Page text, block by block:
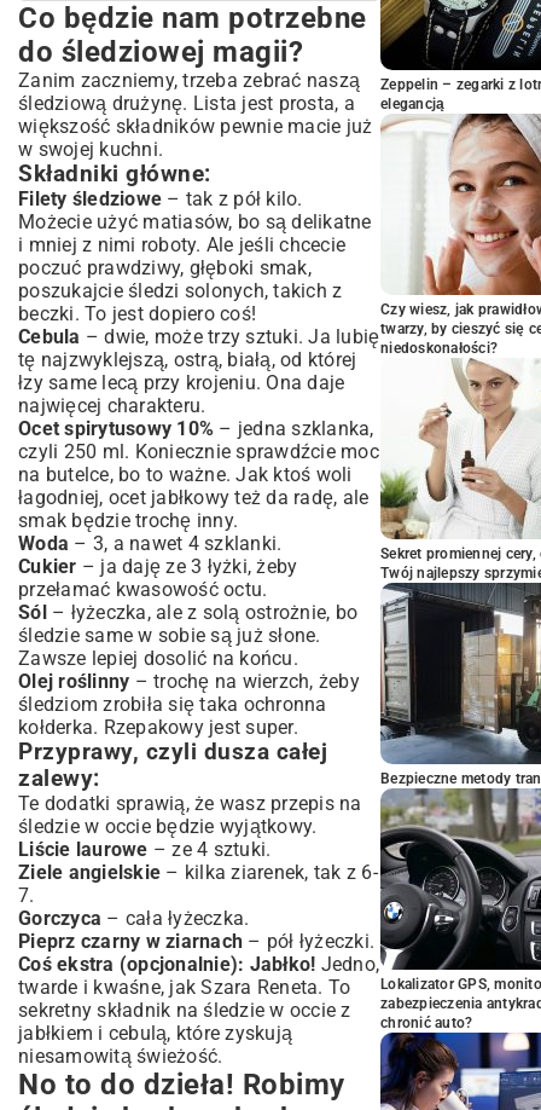
Co będzie nam potrzebne do śledziowej
magii?
Składniki główne:
Przyprawy, czyli dusza całej zalewy:
No to do dzieła! Robimy śledzie krok po
kroku
Krok 1: Wymoczenie śledzi
Krok 2: Przygotowanie zalewy, czyli serca
naszych śledzi
Krok 3: Krojenie i siekanie
Krok 4: Artystyczna praca w słoiku
Jak długo czekać i jak je
przechowywać?
Gdy nuda wkrada się do słoika, czyli
inne wariacje
Jak podawać te pyszności?
Podsumowanie
Co będzie nam potrzebne
do śledziowej magii?
Zanim zaczniemy, trzeba zebrać naszą
śledziową drużynę. Lista jest prosta, a
większość składników pewnie macie już
w swojej kuchni.
Składniki główne:
Filety śledziowe – tak z pół kilo.
Możecie użyć matiasów, bo są delikatne
i mniej z nimi roboty. Ale jeśli chcecie
poczuć prawdziwy, głęboki smak,
poszukajcie śledzi solonych, takich z
beczki. To jest dopiero coś!
Cebula – dwie, może trzy sztuki. Ja lubię
tę najzwyklejszą, ostrą, białą, od której
łzy same lecą przy krojeniu. Ona daje
najwięcej charakteru.
Ocet spirytusowy 10% – jedna szklanka,
czyli 250 ml. Koniecznie sprawdźcie moc
na butelce, bo to ważne. Jak ktoś woli
łagodniej, ocet jabłkowy też da radę, ale
smak będzie trochę inny.
Woda – 3, a nawet 4 szklanki.
Cukier – ja daję ze 3 łyżki, żeby
przełamać kwasowość octu.
Sól– łyżeczka, ale z solą ostrożnie, bo
śledzie same w sobie są już słone.
Zawsze lepiej dosolić na końcu.
Olej roślinny – trochę na wierzch, żeby
śledziom zrobiła się taka ochronna
kołderka. Rzepakowy jest super.
Przyprawy, czyli dusza całej
zalewy:
Te dodatki sprawią, że wasz przepis na
śledzie w occie będzie wyjątkowy.
Liście laurowe – ze 4 sztuki.
Ziele angielskie – kilka ziarenek, tak z 6-
7.
Gorczyca – cała łyżeczka.
Pieprz czarny w ziarnach – pół łyżeczki.
Coś ekstra (opcjonalnie): Jabłko! Jedno,
twarde i kwaśne, jak Szara Reneta. To
sekretny składnik na śledzie w occie z
jabłkiem i cebulą, które zyskują
niesamowitą świeżość.
No to do dzieła! Robimy
Zeppelin – zegarki z
elegancją
Czy wiesz, jak
twarzy, by cieszyć się
niedoskonałości?
Sekret promiennej
Twój najlepszy
Bezpieczne metody
Lokalizator GPS,
zabezpieczenia
chronić auto?